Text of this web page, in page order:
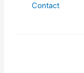
Contact